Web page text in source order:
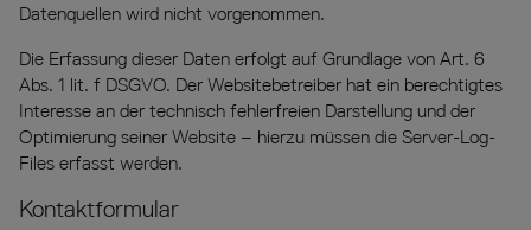
Datenquellen wird nicht vorgenommen.
Die Erfassung dieser Daten erfolgt auf Grundlage von Art. 6
Abs. 1 lit. f DSGVO. Der Websitebetreiber hat ein berechtigtes
Interesse an der technisch fehlerfreien Darstellung und der
Optimierung seiner Website – hierzu müssen die Server-Log-
Files erfasst werden.
Kontaktformular